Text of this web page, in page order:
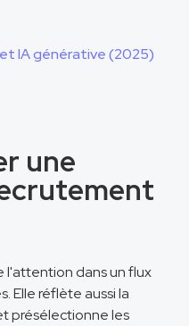
IA générative (2025)
une
l'attention dans un flux
Elle réflète aussi la
présélectionne les